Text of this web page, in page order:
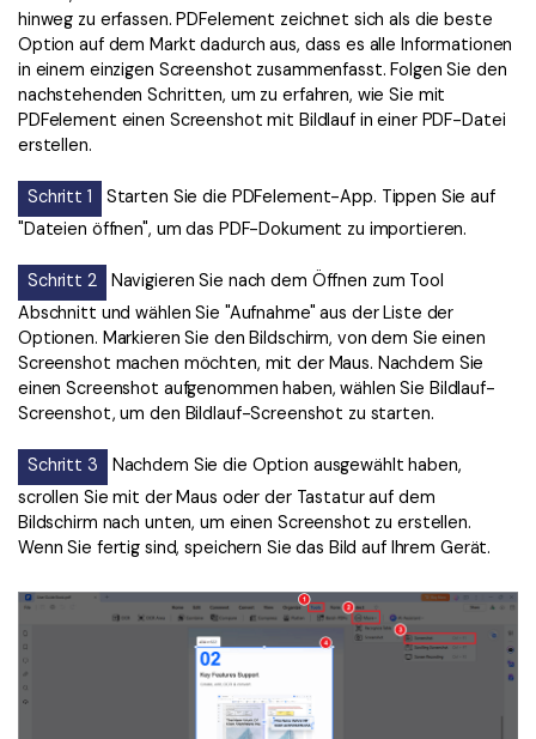
hinweg zu erfassen. PDFelement zeichnet sich als die beste
Option auf dem Markt dadurch aus, dass es alle Informationen
in einem einzigen Screenshot zusammenfasst. Folgen Sie den
nachstehenden Schritten, um zu erfahren, wie Sie mit
PDFelement einen Screenshot mit Bildlauf in einer PDF-Datei
erstellen.
Schritt 1
Starten Sie die PDFelement-App. Tippen Sie auf
"Dateien öffnen", um das PDF-Dokument zu importieren.
Schritt 2
Navigieren Sie nach dem Öffnen zum Tool
Abschnitt und wählen Sie "Aufnahme" aus der Liste der
Optionen. Markieren Sie den Bildschirm, von dem Sie einen
Screenshot machen möchten, mit der Maus. Nachdem Sie
einen Screenshot aufgenommen haben, wählen Sie Bildlauf-
Screenshot, um den Bildlauf-Screenshot zu starten.
Schritt 3
Nachdem Sie die Option ausgewählt haben,
scrollen Sie mit der Maus oder der Tastatur auf dem
Bildschirm nach unten, um einen Screenshot zu erstellen.
Wenn Sie fertig sind, speichern Sie das Bild auf Ihrem Gerät.